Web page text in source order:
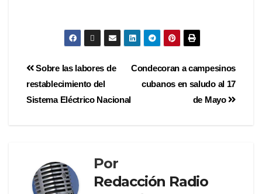
Condecoran a campesinos
cubanos en saludo al 17
de Mayo
Sobre las labores de
restablecimiento del
Sistema Eléctrico Nacional
Por
Redacción Radio